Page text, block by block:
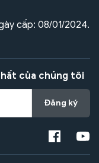
cấp: 08/01/2024.
của chúng tôi
Đăng ký